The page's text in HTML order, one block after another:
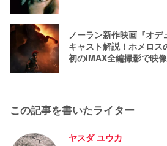
ノーラン新作映画『オデ
キャスト解説！ホメロス
初のIMAX全編撮影で映
この記事を書いたライター
ヤスダ ユウカ